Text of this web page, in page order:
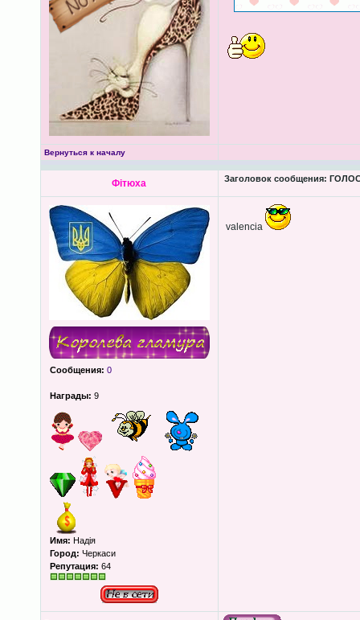
Вернуться к началу
Фітюха Заголовок сообщения:
Сообщения: 0
Награды: 9
Имя: Надія
Город: Черкаси
Репутация: 64
valencіа